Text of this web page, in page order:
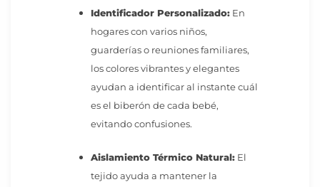
Identificador Personalizado: En
hogares con varios niños,
guarderías o reuniones familiares,
los colores vibrantes y elegantes
ayudan a identificar al instante cuál
es el biberón de cada bebé,
evitando confusiones.
Aislamiento Térmico Natural: El
tejido ayuda a mantener la